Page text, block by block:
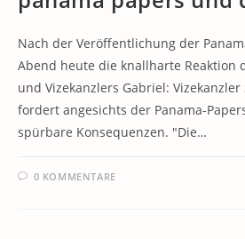
Nach der Veröffentlichung der
Abend heute die knallharte Reaktion
und Vizekanzlers Gabriel: Vizekanzler
fordert angesichts der Panama-
spürbare Konsequenzen. "Die…
0 KOMMENTARE